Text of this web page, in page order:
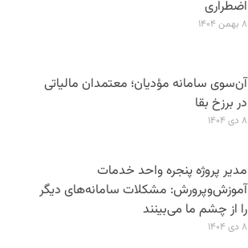
اضطراری
۸ بهمن ۱۴۰۴
آن‌سوی سامانه مؤدیان؛ معتمدان مالیاتی
در برزخ بقا
۸ دی ۱۴۰۴
مدیر پروژه پنجره واحد خدمات
آموزش‌و‌پرورش: مشکلات سامانه‌های دیگر
را از چشم ما می‌بینند
۸ دی ۱۴۰۴